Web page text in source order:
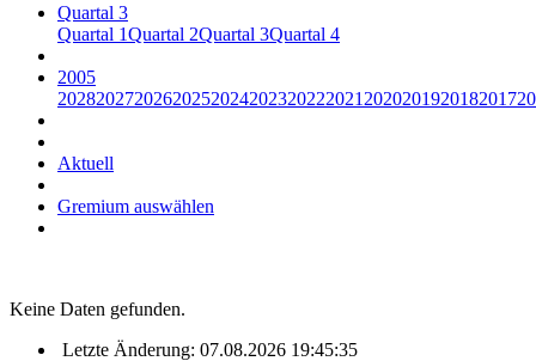
Quartal 3
Quartal 1Quartal 2Quartal 3Quartal 4
2005
20282027202620252024202320222021 2020201920182017
Aktuell
Gremium auswählen
Keine Daten gefunden.
Letzte Änderung: 07.08.2026 19:45:35